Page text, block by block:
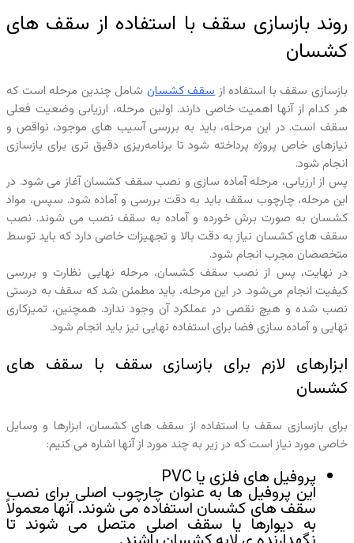
روند بازسازی سقف با استفاده از سقف‌ های
کشسان
بازسازی سقف با استفاده ازسقف‌ کشسان شامل چندین مرحله است که
هر کدام از آنها اهمیت خاصی دارند. اولین مرحله، ارزیابی وضعیت فعلی
سقف است. در این مرحله، باید به بررسی آسیب‌ های موجود، نواقص و
نیازهای خاص پروژه پرداخته شود تا برنامه‌ریزی دقیق‌ تری برای بازسازی
انجام شود.
پس از ارزیابی، مرحله آماده‌ سازی و نصب سقف کشسان آغاز می‌ شود. در
این مرحله، چارچوب سقف باید به دقت بررسی و آماده شود. سپس، مواد
کشسان به صورت برش خورده و آماده به سقف نصب می‌ شوند. نصب
سقف‌ های کشسان نیاز به دقت بالا و تجهیزات خاصی دارد که باید توسط
متخصصان مجرب انجام شود.
در نهایت، پس از نصب سقف کشسان، مرحله نهایی نظارت و بررسی
کیفیت انجام می‌شود. در این مرحله، باید مطمئن شد که سقف به درستی
نصب شده و هیچ نقصی در عملکرد آن وجود ندارد. همچنین، تمیزکاری
نهایی و آماده‌ سازی فضا برای استفاده نهایی نیز باید انجام شود.
ابزارهای لازم برای بازسازی سقف با سقف‌ های
کشسان
برای بازسازی سقف با استفاده از سقف‌ های کشسان، ابزارها و وسایل
خاصی مورد نیاز است که در زیر به چند مورد از آنها اشاره می کنیم:
پروفیل‌ های فلزی یا PVC
این پروفیل‌ ها به عنوان چارچوب اصلی برای نصب
سقف‌ های کشسان استفاده می‌ شوند. آنها معمولاً
به دیوارها یا سقف اصلی متصل می‌ شوند تا